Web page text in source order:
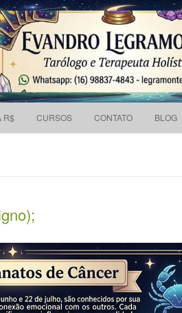
e Tarólogo.
Pesquisar
por:
R$ CURSOS CONTATO BLOG